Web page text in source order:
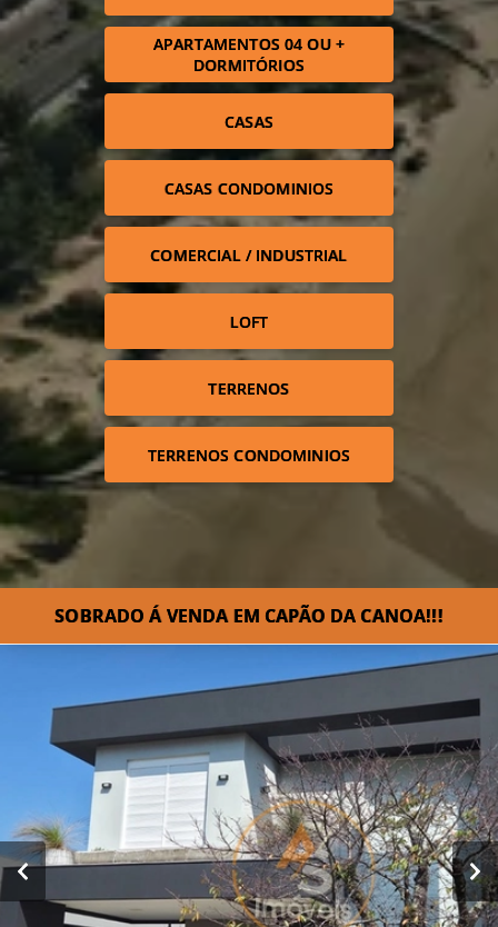
APARTAMENTOS 04 OU +
DORMITÓRIOS
CASAS
CASAS CONDOMINIOS
COMERCIAL / INDUSTRIAL
LOFT
TERRENOS
TERRENOS CONDOMINIOS
SOBRADO Á VENDA EM CAPÃO DA CANOA!!!